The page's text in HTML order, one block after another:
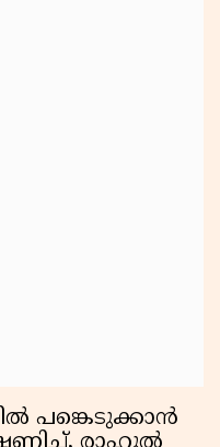
പങ്കെടുക്കാൻ